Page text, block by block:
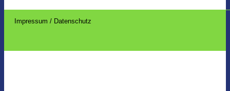
Impressum / Datenschutz